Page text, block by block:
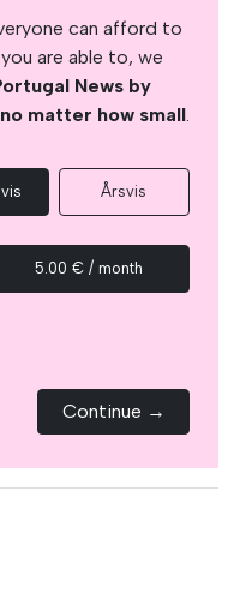
can afford to
are able to, we
News by
matter how small.
Årsvis
5.00 € / month
Continue →